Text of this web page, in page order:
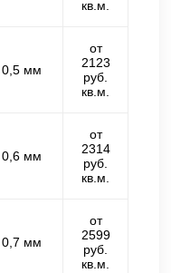
кв.м.
0,5 мм
от
2123
руб.
кв.м.
0,6 мм
от
2314
руб.
кв.м.
0,7 мм
от
2599
руб.
кв.м.